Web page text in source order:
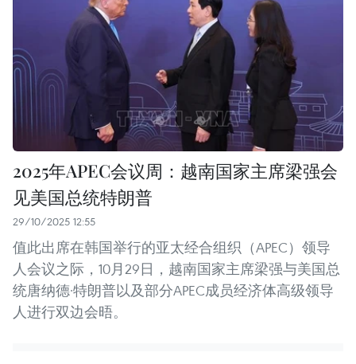
2025年APEC会议周：越南国家主席梁强会
见美国总统特朗普
29/10/2025 12:55
值此出席在韩国举行的亚太经合组织（APEC）领导
人会议之际，10月29日，越南国家主席梁强与美国总
统唐纳德·特朗普以及部分APEC成员经济体高级领导
人进行双边会晤。